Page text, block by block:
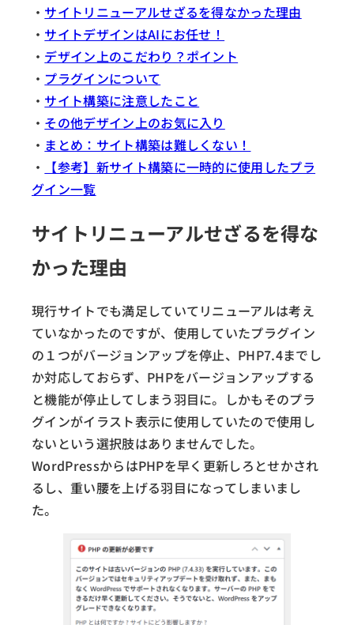
・ サイトリニューアルせざるを得なかった理由
・ サイトデザインはAIにお任せ！
・ デザイン上のこだわり？ポイント
・ プラグインについて
・ サイト構築に注意したこと
・ その他デザイン上のお気に入り
・ まとめ：サイト構築は難しくない！
・
【参考】新サイト構築に一時的に使用したプラ
グイン一覧
サイトリニューアルせざるを得な
かった理由
現行サイトでも満足していてリニューアルは考え
ていなかったのですが、使用していたプラグイン
の１つがバージョンアップを停止、PHP7.4までし
か対応しておらず、PHPをバージョンアップする
と機能が停止してしまう羽目に。しかもそのプラ
グインがイラスト表示に使用していたので使用し
ないという選択肢はありませんでした。
WordPressからはPHPを早く更新しろとせかされ
るし、重い腰を上げる羽目になってしまいまし
た。